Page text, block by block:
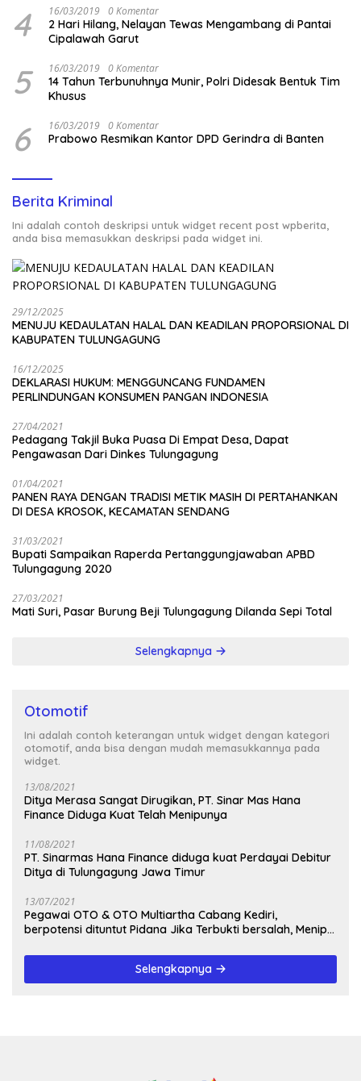
4 16/03/2019 0 Komentar
2 Hari Hilang, Nelayan Tewas Mengambang di Pantai
Cipalawah Garut
5 16/03/2019 0 Komentar
14 Tahun Terbunuhnya Munir, Polri Didesak Bentuk Tim
Khusus
6 16/03/2019 0 Komentar
Prabowo Resmikan Kantor DPD Gerindra di Banten
Berita Kriminal
Ini adalah contoh deskripsi untuk widget recent post wpberita,
anda bisa memasukkan deskripsi pada widget ini.
29/12/2025
MENUJU KEDAULATAN HALAL DAN KEADILAN PROPORSIONAL DI
KABUPATEN TULUNGAGUNG
16/12/2025
DEKLARASI HUKUM: MENGGUNCANG FUNDAMEN
PERLINDUNGAN KONSUMEN PANGAN INDONESIA
27/04/2021
Pedagang Takjil Buka Puasa Di Empat Desa, Dapat
Pengawasan Dari Dinkes Tulungagung
01/04/2021
PANEN RAYA DENGAN TRADISI METIK MASIH DI PERTAHANKAN
DI DESA KROSOK, KECAMATAN SENDANG
31/03/2021
Bupati Sampaikan Raperda Pertanggungjawaban APBD
Tulungagung 2020
27/03/2021
Mati Suri, Pasar Burung Beji Tulungagung Dilanda Sepi Total
Selengkapnya
Otomotif
Ini adalah contoh keterangan untuk widget dengan kategori
otomotif, anda bisa dengan mudah memasukkannya pada
widget.
13/08/2021
Ditya Merasa Sangat Dirugikan, PT. Sinar Mas Hana
Finance Diduga Kuat Telah Menipunya
11/08/2021
PT. Sinarmas Hana Finance diduga kuat Perdayai Debitur
Ditya di Tulungagung Jawa Timur
13/07/2021
Pegawai OTO & OTO Multiartha Cabang Kediri,
berpotensi dituntut Pidana Jika Terbukti bersalah, Menipu
Selengkapnya